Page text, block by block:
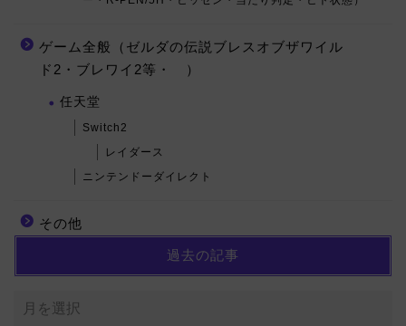
ゲーム全般（ゼルダの伝説ブレスオブザワイル
ド2・ブレワイ2等・ ）
任天堂
Switch2
レイダース
ニンテンドーダイレクト
その他
過去の記事